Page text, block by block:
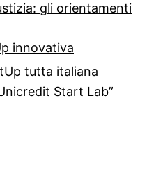
gli orientamenti
innovativa
tutta italiana
Start Lab”